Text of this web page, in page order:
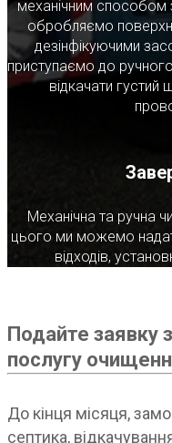
механічним способом
обробляємо
дезінфікуючими
приступаємо до
відкачати
Механічна та ручна
цього ми можемо
відходів,
Подайте заявку
послугу
До кінця місяця,
септика,